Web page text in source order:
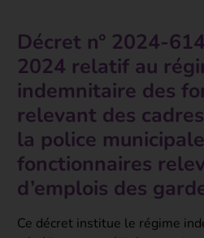
Décret n° 2024-
2024 relatif au
indemnitaire des
relevant des
la police
fonctionnaires
d’emplois des
Ce décret institue le régime